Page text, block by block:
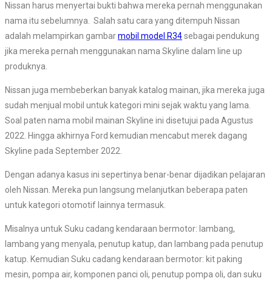
Nissan harus menyertai bukti bahwa mereka pernah menggunakan
nama itu sebelumnya. Salah satu cara yang ditempuh Nissan
adalah melampirkan gambarmobil model R34sebagai pendukung
jika mereka pernah menggunakan nama Skyline dalam line up
produknya.
Nissan juga membeberkan banyak katalog mainan, jika mereka juga
sudah menjual mobil untuk kategori mini sejak waktu yang lama.
Soal paten nama mobil mainan Skyline ini disetujui pada Agustus
2022. Hingga akhirnya Ford kemudian mencabut merek dagang
Skyline pada September 2022.
Dengan adanya kasus ini sepertinya benar-benar dijadikan pelajaran
oleh Nissan. Mereka pun langsung melanjutkan beberapa paten
untuk kategori otomotif lainnya termasuk.
Misalnya untuk Suku cadang kendaraan bermotor: lambang,
lambang yang menyala, penutup katup, dan lambang pada penutup
katup. Kemudian Suku cadang kendaraan bermotor: kit paking
mesin, pompa air, komponen panci oli, penutup pompa oli, dan suku